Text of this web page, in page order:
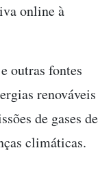
online à
outras fontes
renováveis
de gases de
climáticas.